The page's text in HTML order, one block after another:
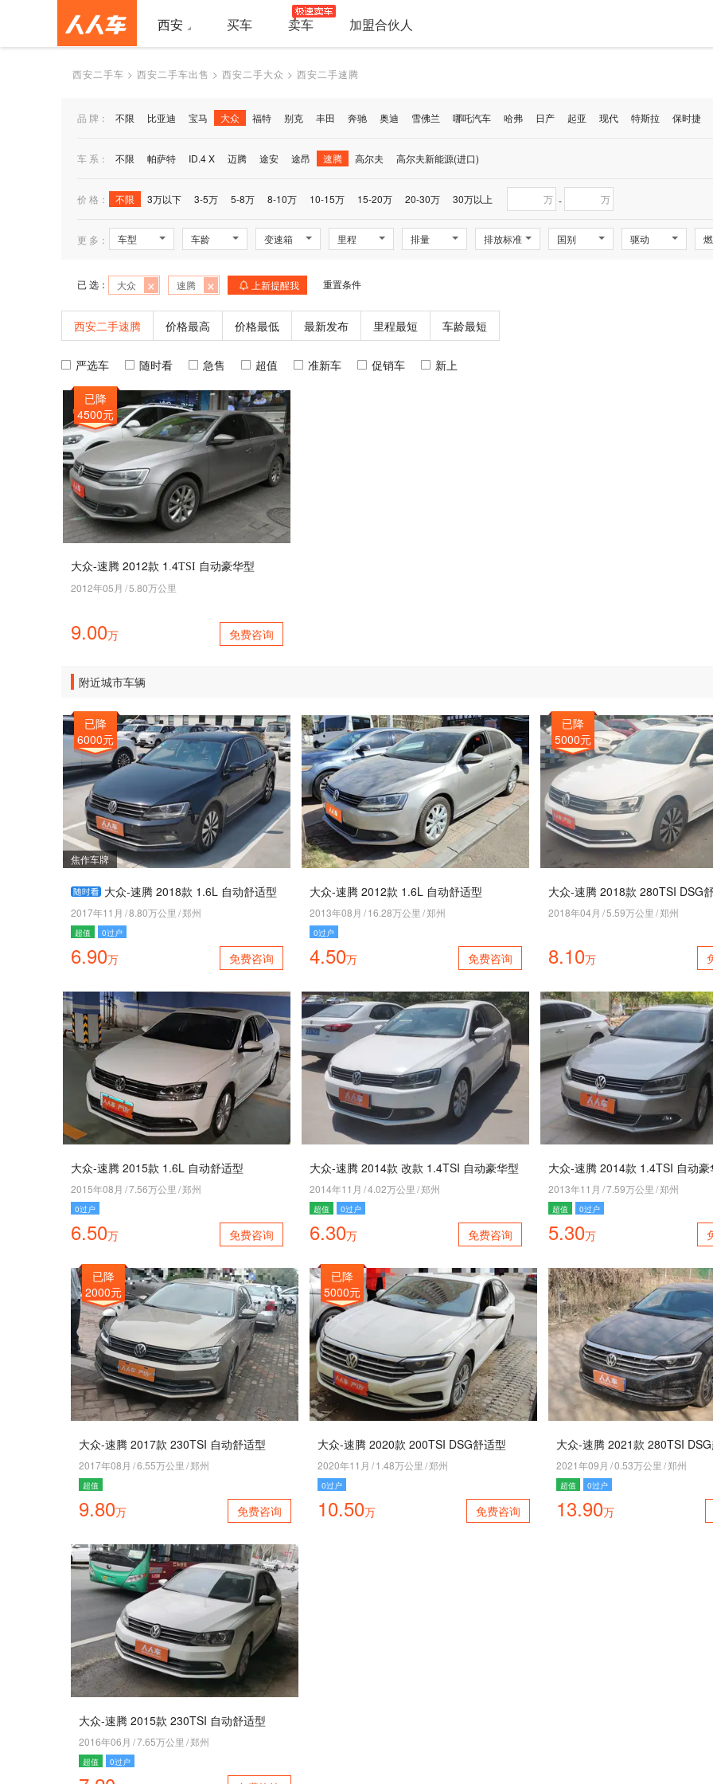
西安 买车 卖车 加盟合伙人
西安二手车 > 西安二手车出售 > 西安二手大众 > 西安二手速腾
品 牌： 不限 比亚迪 宝马 大众 福特 别克 丰田 奔驰 奥迪 雪佛兰 哪吒汽车 哈弗 日产 起亚 现代 特斯拉 保时捷
车 系： 不限 帕萨特 ID.4 X 迈腾 途安 途昂 速腾 高尔夫 高尔夫新能源(进口)
价 格： 不限 3万以下 3-5万 5-8万 8-10万 10-15万 15-20万 20-30万 30万以上 万 - 万
更 多： 车型 车龄 变速箱 里程 排量 排放标准 国别 驱动
已 选： 大众 × 速腾 × 上新提醒我 重置条件
西安二手速腾 价格最高 价格最低 最新发布 里程最短 车龄最短
严选车 随时看 急售 超值 准新车 促销车 新上
已降
4500元
大众-速腾 5045款 4.7TSI 自动豪华型
5045年01月 /1.90万公里
9.00万 免费咨询
附近城市车辆
已降
6000元
焦作车牌
大众-速腾 2018款 1.6L 自动舒适型
2017年11月 /8.80万公里 /郑州
超值 0过户
6.90万 免费咨询
大众-速腾 2012款 1.6L 自动舒适型
2013年08月 /16.28万公里 /郑州
0过户
4.50万 免费咨询
已降
5000元
大众-速腾 2018款 280TSI DSG
2018年04月 /5.59万公里 /郑州
8.10万
大众-速腾 2015款 1.6L 自动舒适型
2015年08月 /7.56万公里 /郑州
0过户
6.50万 免费咨询
大众-速腾 2014款 改款 1.4TSI 自动豪华型
2014年11月 /4.02万公里 /郑州
超值 0过户
6.30万 免费咨询
大众-速腾 2014款 1.4TSI 自动豪
2013年11月 /7.59万公里 /郑州
超值 0过户
5.30万
已降
2000元
大众-速腾 2017款 230TSI 自动舒适型
2017年08月 /6.55万公里 /郑州
超值
9.80万 免费咨询
已降
5000元
大众-速腾 2020款 200TSI DSG舒适型
2020年11月 /1.48万公里 /郑州
0过户
10.50万 免费咨询
大众-速腾 2021款 280TSI
2021年09月 /0.53万公里 /郑州
超值 0过户
13.90万
大众-速腾 2015款 230TSI 自动舒适型
2016年06月 /7.65万公里 /郑州
超值 0过户